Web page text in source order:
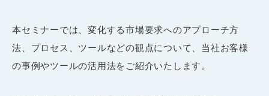
本セミナーでは、変化する市場要求へのアプローチ方
法、プロセス、ツールなどの観点について、当社お客様
の事例やツールの活用法をご紹介いたします。